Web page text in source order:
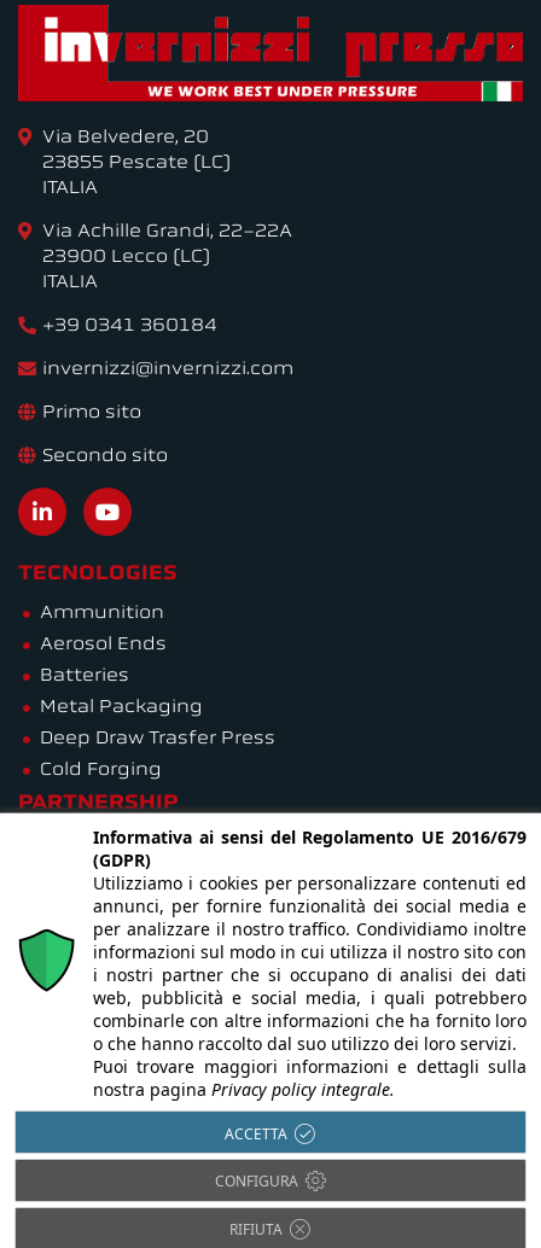
Via Belvedere, 20
23855 Pescate (LC)
ITALIA
Via Achille Grandi, 22-22A
23900 Lecco (LC)
ITALIA
+39 0341 360184
invernizzi@invernizzi.com
Primo sito
Secondo sito
TECNOLOGIES
Ammunition
Aerosol Ends
Batteries
Metal Packaging
Deep Draw Trasfer Press
Cold Forging
PARTNERSHIP
R&D
3D Drawing
Msc Adams Patran
Msc Adams Machinery
Simufact
Factory Study
R.E.A Lecco n. 198921 - Iscr. Reg. Imp n. 01555180130 - P.I./C.F. IT
Adempimenti di legge in bilancio anno 2022
Informativa ai sensi del Regolamento UE 2016/679
(GDPR)
Utilizziamo i cookies per personalizzare contenuti ed
annunci, per fornire funzionalità dei social media e
per analizzare il nostro traffico. Condividiamo inoltre
informazioni sul modo in cui utilizza il nostro sito con
i nostri partner che si occupano di analisi dei dati
web, pubblicità e social media, i quali potrebbero
combinarle con altre informazioni che ha fornito loro
o che hanno raccolto dal suo utilizzo dei loro servizi.
Puoi trovare maggiori informazioni e dettagli sulla
nostra pagina Privacy policy integrale.
ACCETTA
CONFIGURA
RIFIUTA